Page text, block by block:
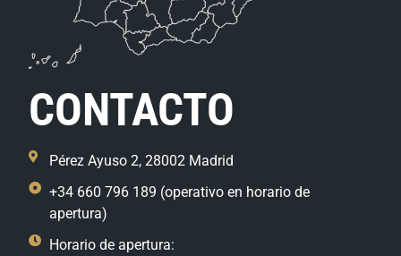
CONTACTO
Pérez Ayuso 2, 28002 Madrid
+34 660 796 189 (operativo en horario de
apertura)
Horario de apertura: